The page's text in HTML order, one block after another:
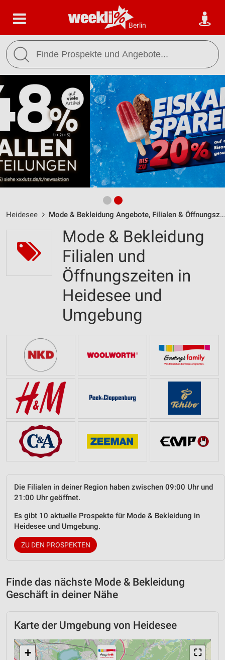
Berlin
Heidesee Mode & Bekleidung Angebote, Filialen & Öffnungszeiten
Mode & Bekleidung
Filialen und
Öffnungszeiten in
Heidesee und
Umgebung
Die Filialen in deiner Region haben zwischen 09:00 Uhr und
21:00 Uhr geöffnet.
Es gibt 10 aktuelle Prospekte für Mode & Bekleidung in
Heidesee und Umgebung.
ZU DEN PROSPEKTEN
Finde das nächste Mode & Bekleidung
Geschäft in deiner Nähe
Karte der Umgebung von Heidesee
⛶
+